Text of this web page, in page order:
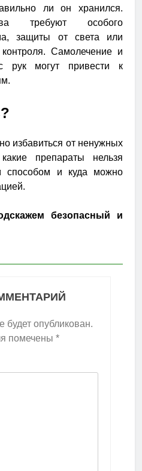
ли он хранился.
требуют особого
защиты от света или
контроля. Самолечение и
рук могут привести к
избавиться от ненужных
препараты нельзя
способом и куда можно
безопасный и
опубликован.
помечены *